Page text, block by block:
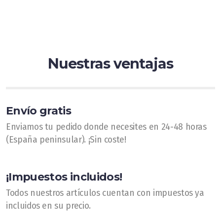
Nuestras ventajas
Envío gratis
Enviamos tu pedido donde necesites en 24-48 horas
(España peninsular). ¡Sin coste!
¡Impuestos incluidos!
Todos nuestros artículos cuentan con impuestos ya
incluidos en su precio.
Vídeos
Dónde estamos